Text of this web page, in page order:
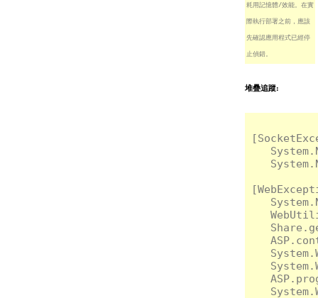
耗用記憶體/效能。在實
際執行部署之前，應該
先確認應用程式已經停
止偵錯。
堆疊追蹤: